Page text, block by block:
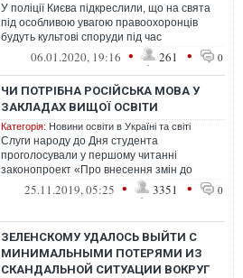
У поліції Києва підкреслили, що на свята
під особливою увагою правоохоронців
будуть культові споруди під час
проведення різдвяних богослужінь.
06.01.2020, 19:16 • 261 • 0
ЧИ ПОТРІБНА РОСІЙСЬКА МОВА У
ЗАКЛАДАХ ВИЩОЇ ОСВІТИ
Категорія: Новини освіти в Україні та світі
Слуги народу до Дня студента
проголосували у першому читанні
законопроект «Про внесення змін до
деяких законодавчих актів щодо
вдосконалення освітньої...
25.11.2019, 05:25 • 3351 • 0
ЗЕЛЕНСКОМУ УДАЛОСЬ ВЫЙТИ С
МИНИМАЛЬНЫМИ ПОТЕРЯМИ ИЗ
СКАНДАЛЬНОЙ СИТУАЦИИ ВОКРУГ